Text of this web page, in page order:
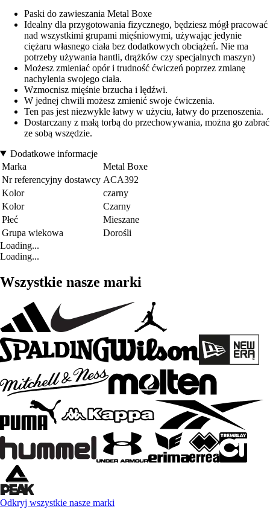
Paski do zawieszania Metal Boxe
Idealny dla przygotowania fizycznego, będziesz mógł pracować
nad wszystkimi grupami mięśniowymi, używając jedynie
ciężaru własnego ciała bez dodatkowych obciążeń. Nie ma
potrzeby używania hantli, drążków czy specjalnych maszyn)
Możesz zmieniać opór i trudność ćwiczeń poprzez zmianę
nachylenia swojego ciała.
Wzmocnisz mięśnie brzucha i lędźwi.
W jednej chwili możesz zmienić swoje ćwiczenia.
Ten pas jest niezwykle łatwy w użyciu, łatwy do przenoszenia.
Dostarczany z małą torbą do przechowywania, można go zabrać
ze sobą wszędzie.
Dodatkowe informacje
Marka
Metal Boxe
Nr referencyjny dostawcy ACA392
Kolor
czarny
Kolor
Czarny
Płeć
Mieszane
Grupa wiekowa
Dorośli
Loading...
Loading...
Wszystkie nasze marki
Odkryj wszystkie nasze marki